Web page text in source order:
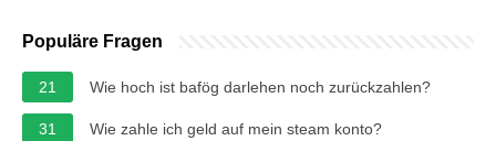
Populäre Fragen
21 Wie hoch ist bafög darlehen noch zurückzahlen?
31 Wie zahle ich geld auf mein steam konto?